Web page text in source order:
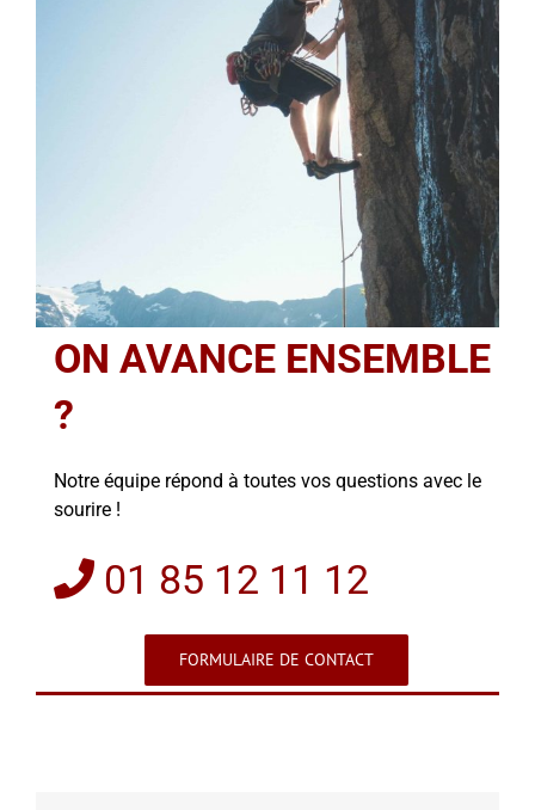
ON AVANCE ENSEMBLE
?
Notre équipe répond à toutes vos questions avec le
sourire !
01 85 12 11 12
FORMULAIRE DE CONTACT